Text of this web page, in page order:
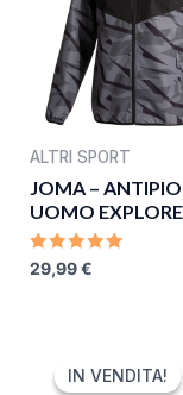
ALTRI SPORT
JOMA –
UOMO
RATED
0
29,99€
IN VENDITA!
IN VENDITA!
PRICE
WAS:
IS: